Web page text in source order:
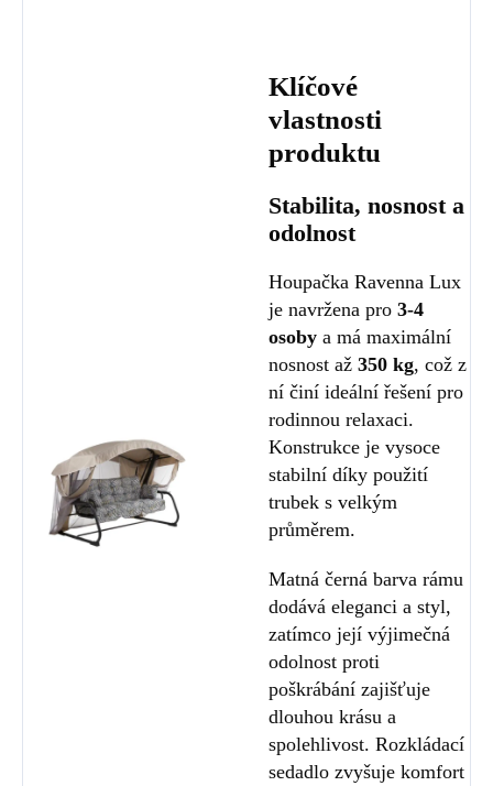
Klíčové
vlastnosti
produktu
Stabilita, nosnost a
odolnost
Houpačka Ravenna Lux
je navržena pro 3-4
osoby a má maximální
nosnost až 350 kg, což z
ní činí ideální řešení pro
rodinnou relaxaci.
Konstrukce je vysoce
stabilní díky použití
trubek s velkým
průměrem.
Matná černá barva rámu
dodává eleganci a styl,
zatímco její výjimečná
odolnost proti
poškrábání zajišťuje
dlouhou krásu a
spolehlivost. Rozkládací
sedadlo zvyšuje komfort